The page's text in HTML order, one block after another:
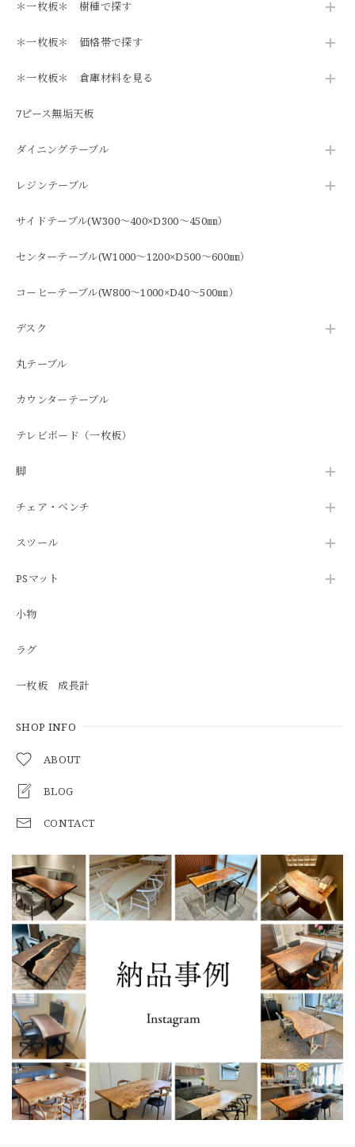
＊一枚板＊ 樹種で探す
＊一枚板＊ 価格帯で探す
＊一枚板＊ 倉庫材料を見る
7ピース無垢天板
ダイニングテーブル
レジンテーブル
サイドテーブル(W300～400×D300～450㎜）
センターテーブル(W1000～1200×D500～600㎜）
コーヒーテーブル(W800～1000×D40～500㎜）
デスク
丸テーブル
カウンターテーブル
テレビボード（一枚板）
脚
チェア・ベンチ
スツール
PSマット
小物
ラグ
一枚板 成長計
SHOP INFO
ABOUT
BLOG
CONTACT